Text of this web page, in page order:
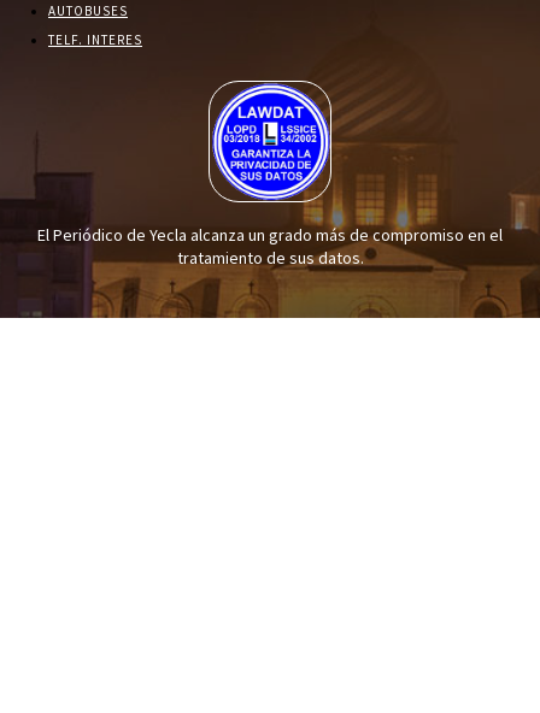
AUTOBUSES
TELF. INTERES
El Periódico de Yecla alcanza un grado más de compromiso en el
tratamiento de sus datos.